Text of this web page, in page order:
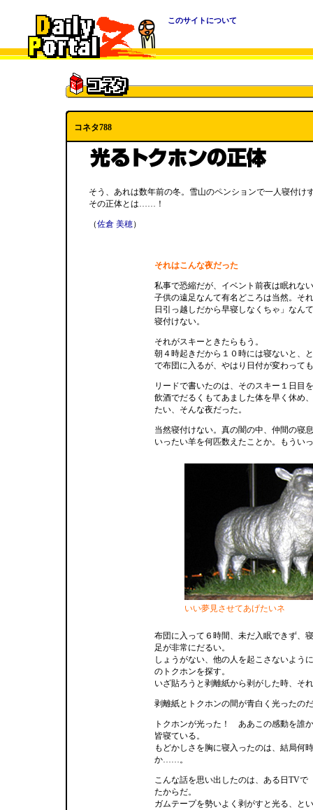
このサイトについて
コネタ788
そう、あれは数年前の冬。雪山のペンションで一人寝付け
その正体とは……！
（佐倉 美穂）
それはこんな夜だった
私事で恐縮だが、イベント前夜は眠れな
子供の遠足なんて有名どころは当然。そ
日引っ越しだから早寝しなくちゃ」なん
寝付けない。
それがスキーときたらもう。
朝４時起きだから１０時には寝ないと、
で布団に入るが、やはり日付が変わって
リードで書いたのは、そのスキー１日目
飲酒でだるくもてあました体を早く休め
たい、そんな夜だった。
当然寝付けない。真の闇の中、仲間の寝
いったい羊を何匹数えたことか。もうい
いい夢見させてあげたいネ
布団に入って６時間、未だ入眠できず、
足が非常にだるい。
しょうがない、他の人を起こさないよう
のトクホンを探す。
いざ貼ろうと剥離紙から剥がした時、そ
剥離紙とトクホンの間が青白く光ったの
トクホンが光った！ ああこの感動を誰
皆寝ている。
もどかしさを胸に寝入ったのは、結局何
か……。
こんな話を思い出したのは、ある日TVで
たからだ。
ガムテープを勢いよく剥がすと光る、と